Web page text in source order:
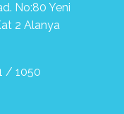
No:80 Yeni
2 Alanya
/ 1050